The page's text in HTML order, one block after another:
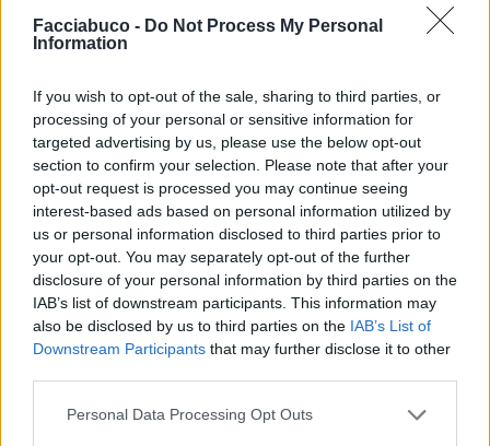
Facciabuco - Do Not Process My Personal
Information
If you wish to opt-out of the sale, sharing to third parties, or
processing of your personal or sensitive information for
targeted advertising by us, please use the below opt-out
section to confirm your selection. Please note that after your
opt-out request is processed you may continue seeing
interest-based ads based on personal information utilized by
us or personal information disclosed to third parties prior to
your opt-out. You may separately opt-out of the further
disclosure of your personal information by third parties on the
IAB’s list of downstream participants. This information may
also be disclosed by us to third parties on the IAB’s List of
Downstream Participants that may further disclose it to other
Personal Data Processing Opt Outs
Chiacchiera
hamilton89
😃👏👏